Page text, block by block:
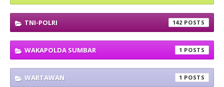
TNI-POLRI 142
WAKAPOLDA SUMBAR 1
WARTAWAN 1